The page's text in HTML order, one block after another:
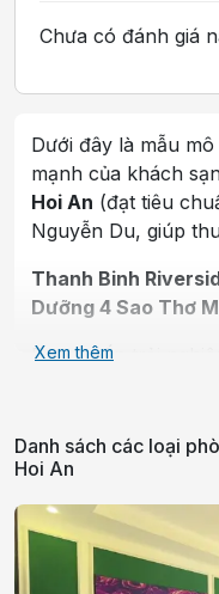
Chưa có đánh giá
Dưới đây là mẫu
mạnh của khách
Hoi An (đạt tiêu
Nguyễn Du, giúp
Thanh Binh
Dưỡng 4 Sao Thơ
Bạn muốn trải
mình vào lòng phố
Riverside Hotel Hoi
cấptọa lạc tại số6
chọn hoàn hảo
nghiệm tuyệt vời nhất:
Xem thêm
Danh sách các loại
Hoi An